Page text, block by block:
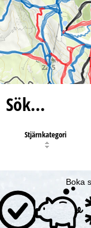
Sök…
Stjärnkategori
Boka